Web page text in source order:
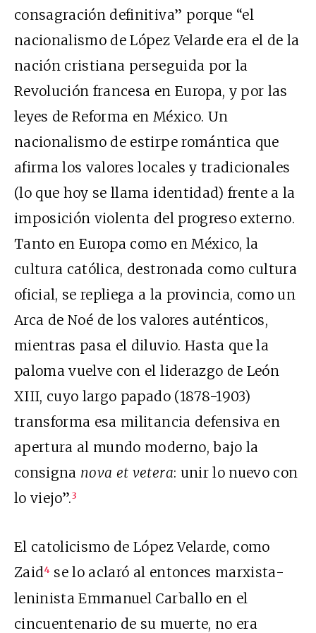
consagración definitiva” porque “el
nacionalismo de López Velarde era el de la
nación cristiana perseguida por la
Revolución francesa en Europa, y por las
leyes de Reforma en México. Un
nacionalismo de estirpe romántica que
afirma los valores locales y tradicionales
(lo que hoy se llama identidad) frente a la
imposición violenta del progreso externo.
Tanto en Europa como en México, la
cultura católica, destronada como cultura
oficial, se repliega a la provincia, como un
Arca de Noé de los valores auténticos,
mientras pasa el diluvio. Hasta que la
paloma vuelve con el liderazgo de León
XIII, cuyo largo papado (1878-1903)
transforma esa militancia defensiva en
apertura al mundo moderno, bajo la
consigna nova et vetera: unir lo nuevo con
lo viejo”.3
El catolicismo de López Velarde, como
Zaid4 se lo aclaró al entonces marxista-
leninista Emmanuel Carballo en el
cincuentenario de su muerte, no era